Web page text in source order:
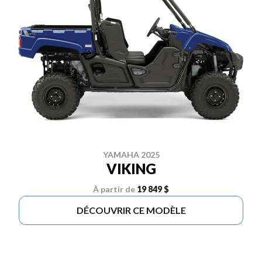
YAMAHA 2025
VIKING
À partir de 19 849 $
DÉCOUVRIR CE MODÈLE